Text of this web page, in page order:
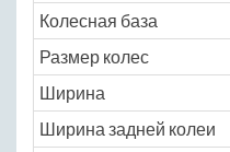
Колесная база
Размер колес
Ширина
Ширина задней колеи